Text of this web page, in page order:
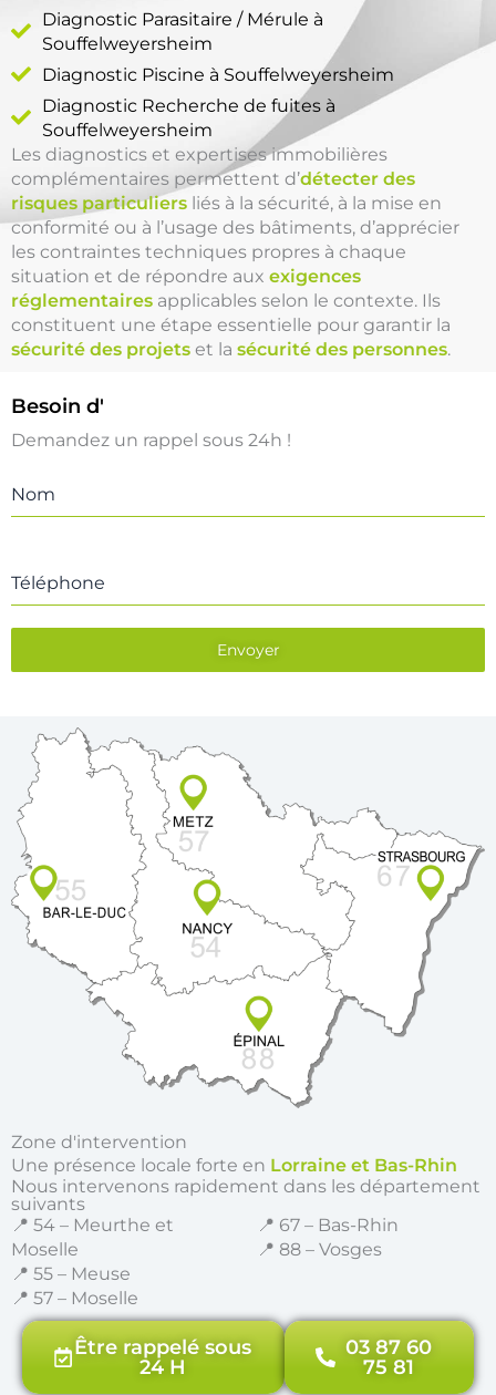
Diagnostic Parasitaire / Mérule à
Souffelweyersheim
Diagnostic Piscine à Souffelweyersheim
Diagnostic Recherche de fuites à
Souffelweyersheim
Les diagnostics et expertises immobilières
complémentaires permettent d’détecter des
risques particuliers liés à la sécurité, à la mise en
conformité ou à l’usage des bâtiments, d’apprécier
les contraintes techniques propres à chaque
situation et de répondre aux exigences
réglementaires applicables selon le contexte. Ils
constituent une étape essentielle pour garantir la
sécurité des projets et la sécurité des personnes.
Besoin d'
Demandez un rappel sous 24h !
Nom
Téléphone
Envoyer
Zone d'intervention
Une présence locale forte en Lorraine et Bas-Rhin
Nous intervenons rapidement dans les département
suivants
📍 54 – Meurthe et
Moselle
📍 55 – Meuse
📍 57 – Moselle
📍 67 – Bas-Rhin
📍 88 – Vosges
Être rappelé sous
24 H
03 87 60
75 81